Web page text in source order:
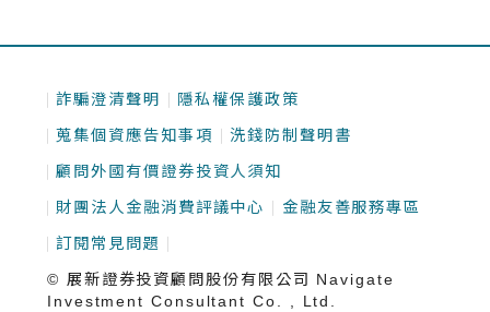
詐騙澄清聲明 隱私權保護政策
蒐集個資應告知事項 洗錢防制聲明書
顧問外國有價證券投資人須知
財團法人金融消費評議中心 金融友善服務專區
訂閱常見問題
© 展新證券投資顧問股份有限公司 Navigate
Investment Consultant Co. , Ltd.